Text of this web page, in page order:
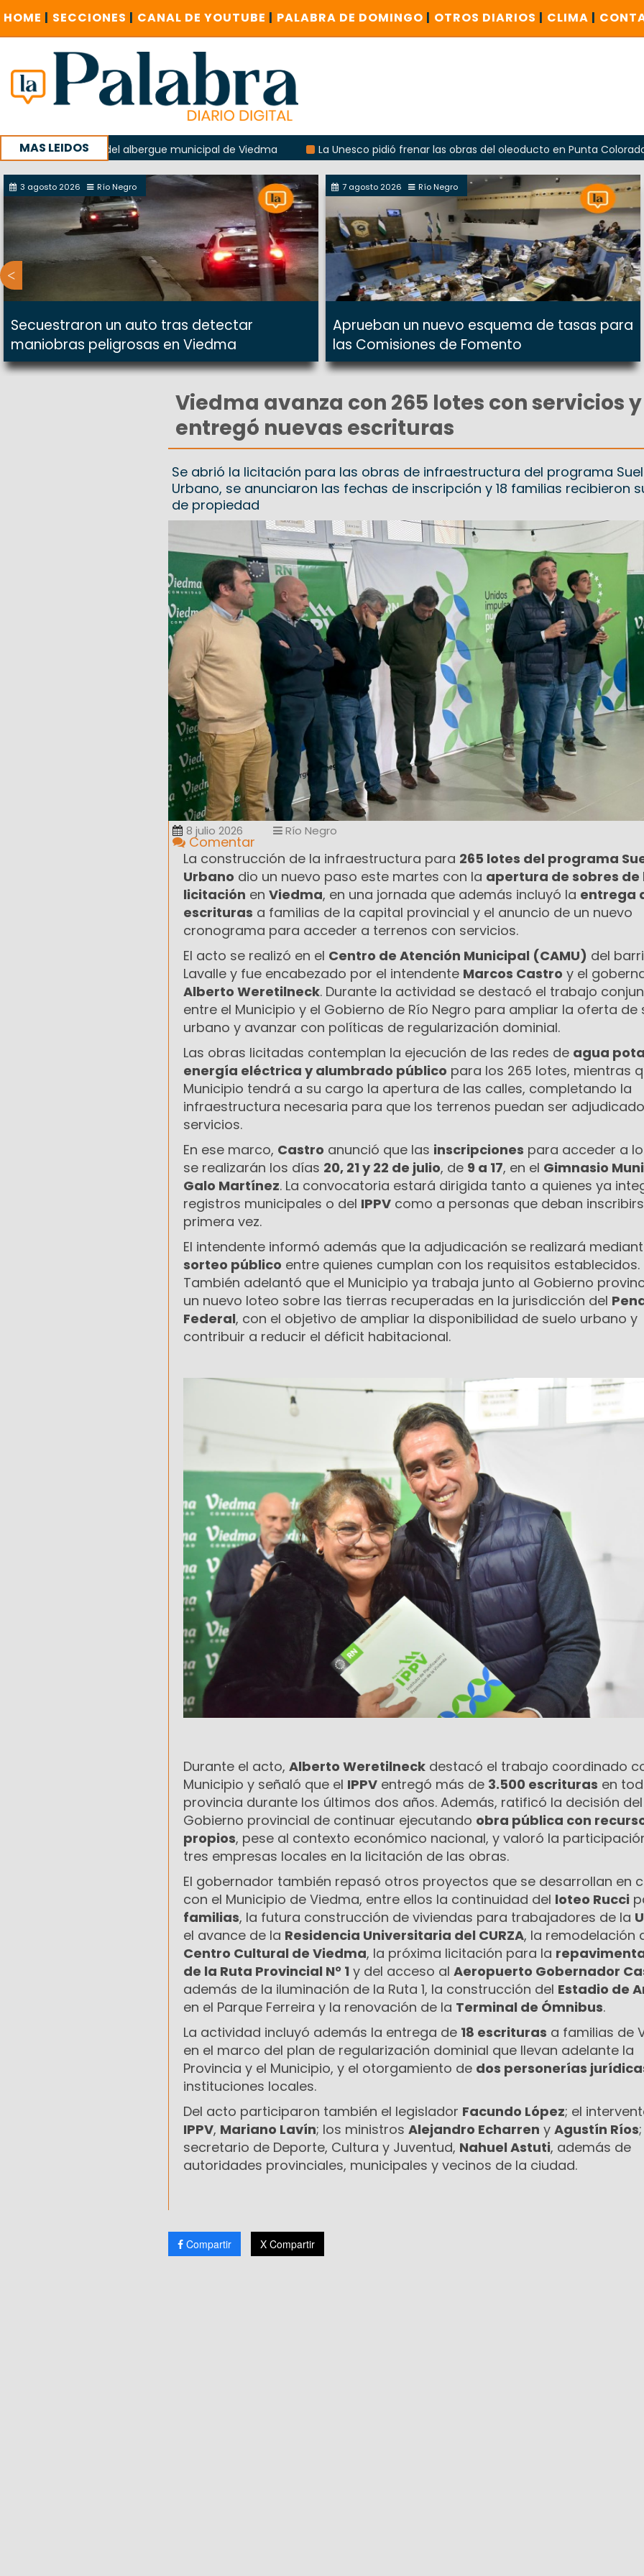
HOME | SECCIONES | CANAL DE YOUTUBE | PALABRA DE DOMINGO | OTROS DIARIOS | CLIMA |
MAS LEIDOS
del albergue municipal de Viedma La Unesco pidió frenar las obras del oleoducto en Punta Colorada
con un encuentro provincial en Roca
3 agosto 2026 Río Negro
Secuestraron un auto tras detectar
maniobras peligrosas en Viedma
7 agosto 2026 Río Negro
Aprueban un nuevo esquema de tasas para
las Comisiones de Fomento
Viedma avanza con 265 lotes con servicios y
entregó nuevas escrituras
Se abrió la licitación para las obras de infraestructura del programa
Urbano, se anunciaron las fechas de inscripción y 18 familias recibieron
de propiedad
8 julio 2026 Río Negro
Comentar
La construcción de la infraestructura para 265 lotes del programa
Urbano dio un nuevo paso este martes con la apertura de sobres de
licitación en Viedma, en una jornada que además incluyó la entrega
escrituras a familias de la capital provincial y el anuncio de un nuevo
cronograma para acceder a terrenos con servicios.
El acto se realizó en el Centro de Atención Municipal (CAMU) del
Lavalle y fue encabezado por el intendente Marcos Castro y el
Alberto Weretilneck. Durante la actividad se destacó el trabajo
entre el Municipio y el Gobierno de Río Negro para ampliar la oferta de
urbano y avanzar con políticas de regularización dominial.
Las obras licitadas contemplan la ejecución de las redes de agua
energía eléctrica y alumbrado público para los 265 lotes, mientras
Municipio tendrá a su cargo la apertura de las calles, completando la
infraestructura necesaria para que los terrenos puedan ser
servicios.
En ese marco, Castro anunció que las inscripciones para acceder a
se realizarán los días 20, 21 y 22 de julio, de 9 a 17, en el Gimnasio
Galo Martínez. La convocatoria estará dirigida tanto a quienes ya
registros municipales o del IPPV como a personas que deban
primera vez.
El intendente informó además que la adjudicación se realizará
sorteo público entre quienes cumplan con los requisitos establecidos.
También adelantó que el Municipio ya trabaja junto al Gobierno
un nuevo loteo sobre las tierras recuperadas en la jurisdicción del
Federal, con el objetivo de ampliar la disponibilidad de suelo urbano y
contribuir a reducir el déficit habitacional.
Durante el acto, Alberto Weretilneck destacó el trabajo coordinado
Municipio y señaló que el IPPV entregó más de 3.500 escrituras en
provincia durante los últimos dos años. Además, ratificó la decisión del
Gobierno provincial de continuar ejecutando obra pública con
propios, pese al contexto económico nacional, y valoró la
tres empresas locales en la licitación de las obras.
El gobernador también repasó otros proyectos que se desarrollan en
con el Municipio de Viedma, entre ellos la continuidad del loteo Rucci
familias, la futura construcción de viviendas para trabajadores de la
el avance de la Residencia Universitaria del CURZA, la remodelación
Centro Cultural de Viedma, la próxima licitación para la
de la Ruta Provincial N° 1 y del acceso al Aeropuerto Gobernador
además de la iluminación de la Ruta 1, la construcción del Estadio de
en el Parque Ferreira y la renovación de la Terminal de Ómnibus.
La actividad incluyó además la entrega de 18 escrituras a familias de
en el marco del plan de regularización dominial que llevan adelante la
Provincia y el Municipio, y el otorgamiento de dos personerías
instituciones locales.
Del acto participaron también el legislador Facundo López; el
IPPV, Mariano Lavín; los ministros Alejandro Echarren y Agustín Ríos
secretario de Deporte, Cultura y Juventud, Nahuel Astuti, además de
autoridades provinciales, municipales y vecinos de la ciudad.
Compartir X Compartir